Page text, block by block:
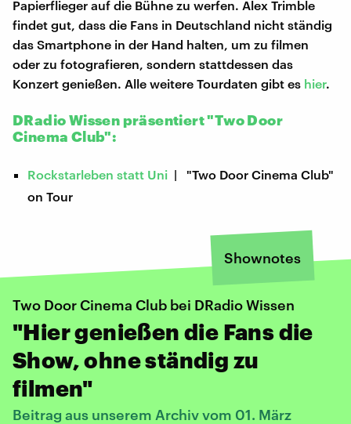
Papierflieger auf die Bühne zu werfen. Alex Trimble
findet gut, dass die Fans in Deutschland nicht ständig
das Smartphone in der Hand halten, um zu filmen
oder zu fotografieren, sondern stattdessen das
Konzert genießen. Alle weitere Tourdaten gibt es hier.
DRadio Wissen präsentiert "Two Door
Cinema Club":
Rockstarleben statt Uni | "Two Door Cinema Club"
on Tour
Shownotes
Two Door Cinema Club bei DRadio Wissen
"Hier genießen die Fans die
Show, ohne ständig zu
filmen"
Beitrag aus unserem Archiv vom 01. März